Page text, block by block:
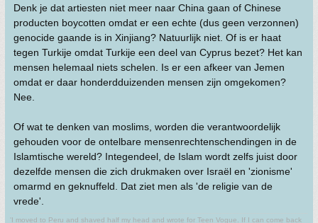
Denk je dat artiesten niet meer naar China gaan of Chinese
producten boycotten omdat er een echte (dus geen verzonnen)
genocide gaande is in Xinjiang? Natuurlijk niet. Of is er haat
tegen Turkije omdat Turkije een deel van Cyprus bezet? Het kan
mensen helemaal niets schelen. Is er een afkeer van Jemen
omdat er daar honderdduizenden mensen zijn omgekomen?
Nee.
Of wat te denken van moslims, worden die verantwoordelijk
gehouden voor de ontelbare mensenrechtenschendingen in de
Islamtische wereld? Integendeel, de Islam wordt zelfs juist door
dezelfde mensen die zich drukmaken over Israël en 'zionisme'
omarmd en geknuffeld. Dat ziet men als 'de religie van de
vrede'.
'I moved to Peru and shaved half my head and wrote for Teen Vogue. If I can come back